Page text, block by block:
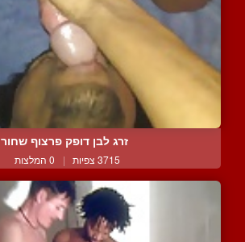
זרג לבן דופק פרצוף שחור
3715 צפיות | 0 המלצות